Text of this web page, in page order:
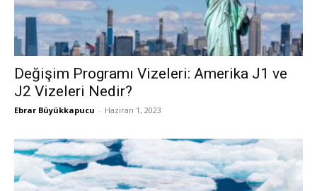
Değişim Programı Vizeleri: Amerika J1 ve
J2 Vizeleri Nedir?
Ebrar Büyükkapucu - Haziran 1, 2023